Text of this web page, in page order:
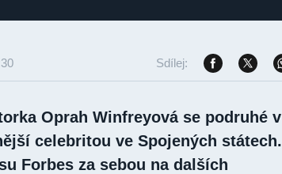
Sdílej:
Oprah Winfreyová se podruhé v
celebritou ve Spojených státech.
Forbes za sebou na dalších